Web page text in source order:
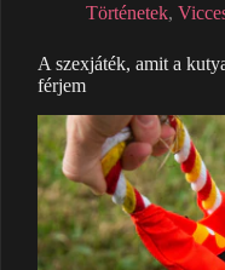
Történetek,
A szexjáték, amit a
férjem